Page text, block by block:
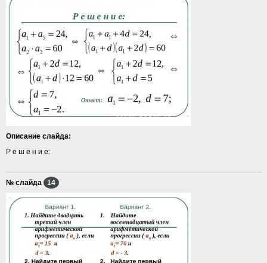
Описание слайда:
Р е ш е н и е:
№ слайда 14